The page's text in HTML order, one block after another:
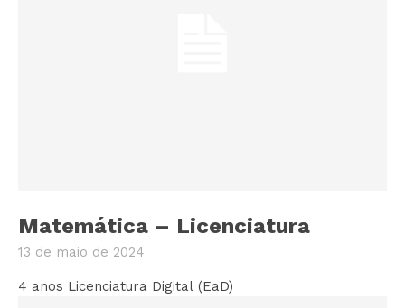
Matemática – Licenciatura
13 de maio de 2024
4 anos Licenciatura Digital (EaD)